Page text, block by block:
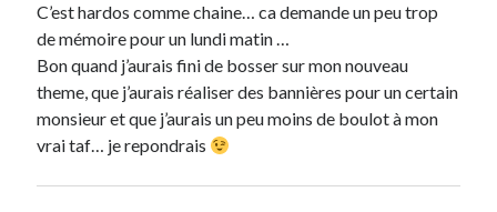
C’est hardos comme chaine… ca demande un peu trop
de mémoire pour un lundi matin …
Bon quand j’aurais fini de bosser sur mon nouveau
theme, que j’aurais réaliser des bannières pour un certain
monsieur et que j’aurais un peu moins de boulot à mon
vrai taf… je repondrais